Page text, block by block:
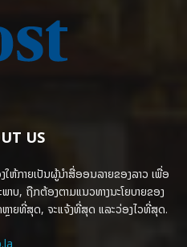
US
ໃຫ້ກາຍເປັນຜູ້ນຳສື່ອອນລາຍຂອງລາວ ເພື່ອ
ບ, ຖືກຕ້ອງຕາມແນວທາງນະໂຍບາຍຂອງ
າຍທີ່ສຸດ, ຈະແຈ້ງທີ່ສຸດ ແລະວ່ອງໄວທີ່ສຸດ.